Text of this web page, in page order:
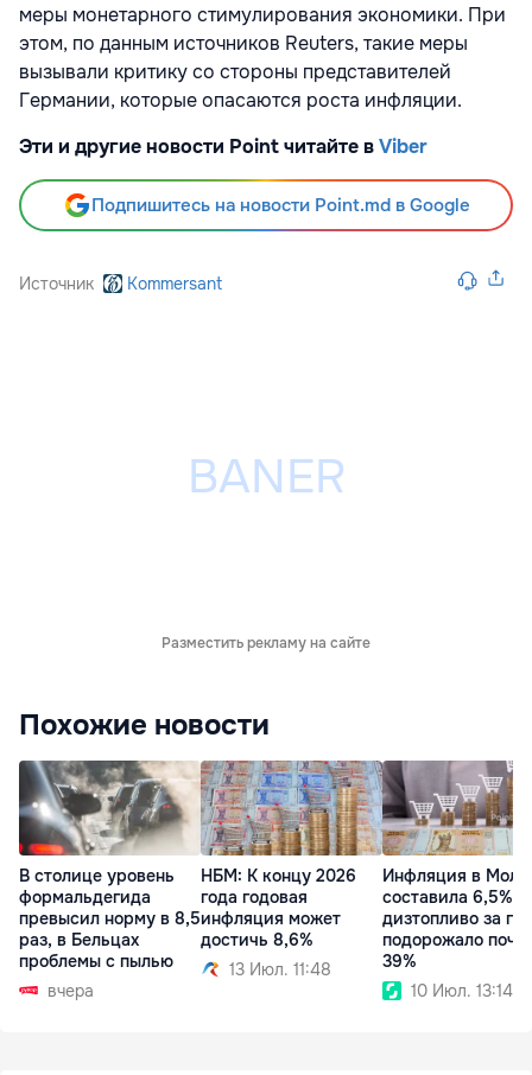
меры монетарного стимулирования экономики. При
этом, по данным источников Reuters, такие меры
вызывали критику со стороны представителей
Германии, которые опасаются роста инфляции.
Эти и другие новости Point читайте вViber
Подпишитесь на новости Point.md в Google
Источник Kommersant
Разместить рекламу на сайте
Похожие новости
В столице уровень
формальдегида
превысил норму в 8,5
раз, в Бельцах
проблемы с пылью
вчера
НБМ: К концу 2026
года годовая
инфляция может
достичь 8,6%
13 Июл. 11:48
Инфляция в
составила 6,5%:
дизтопливо за год
подорожало
39%
10 Июл. 13:14